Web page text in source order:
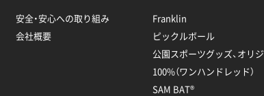
安全・安心への取り組み
会社概要
Franklin
ピックルボール
公園スポーツグッズ、オリ
100%（ワンハンドレッド）
SAM BAT®